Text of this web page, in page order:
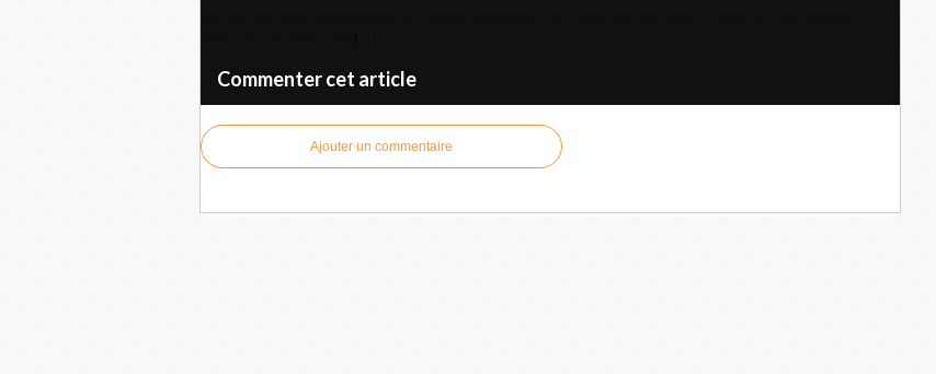
Commenter cet article
Ajouter un commentaire